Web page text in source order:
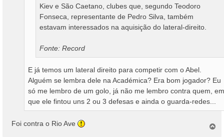
Kiev e São Caetano, clubes que, segundo Teodoro
Fonseca, representante de Pedro Silva, também
estavam interessados na aquisição do lateral-direito.
Fonte: Record
E já temos um lateral direito para competir com o Abel.
Alguém se lembra dele na Académica? Era bom jogador? Eu
só me lembro de um golo, já não me lembro contra quem, em
que ele fintou uns 2 ou 3 defesas e ainda o guarda-redes...
Foi contra o Rio Ave